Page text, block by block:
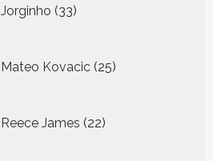
Jorginho 33
producten
Mateo Kovacic 25
producten
Reece James 22
producten